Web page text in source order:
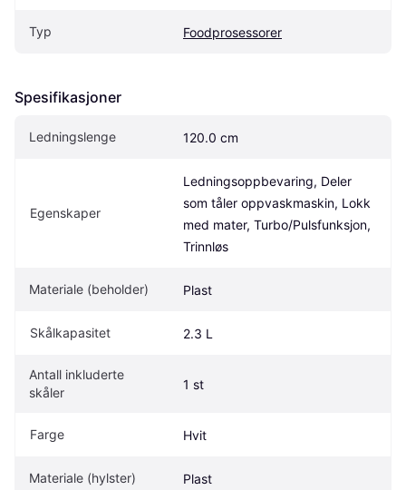
Typ Foodprosessorer
Spesifikasjoner
Ledningslenge 120.0 cm
Egenskaper
Ledningsoppbevaring, Deler
som tåler oppvaskmaskin, Lokk
med mater, Turbo/Pulsfunksjon,
Trinnløs
Materiale (beholder) Plast
Skålkapasitet 2.3 L
Antall inkluderte
skåler
1 st
Farge Hvit
Materiale (hylster) Plast